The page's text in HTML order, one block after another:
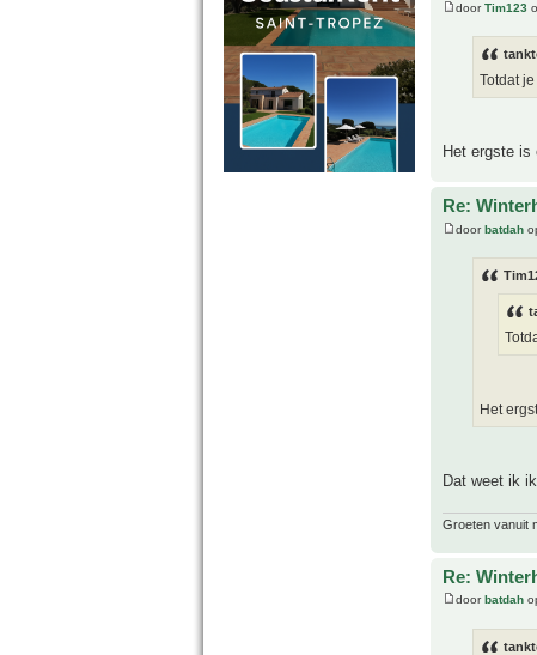
doorTim123
Totdat
Het ergste is
Re:
doorbatdah
Het
Dat weet ik
Groeten vanuit
Re:
doorbatdah